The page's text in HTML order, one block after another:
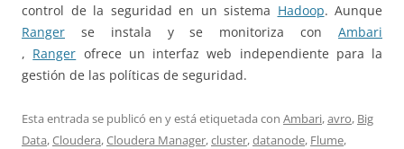
control de la seguridad en un sistema Hadoop. Aunque
Ranger se instala y se monitoriza con Ambari
, Ranger ofrece un interfaz web independiente para la
gestión de las políticas de seguridad.
Esta entrada se publicó en y está etiquetada con Ambari,avro, Big
Data,Cloudera,Cloudera Manager,cluster,datanode, Flume,